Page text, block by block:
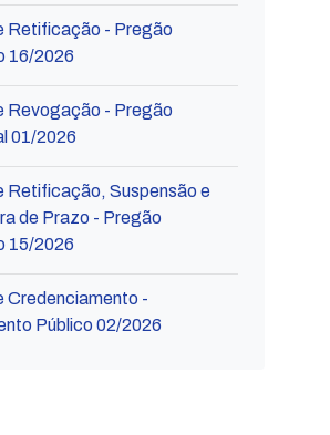
Retificação - Pregão
16/2026
Revogação - Pregão
01/2026
Retificação, Suspensão e
de Prazo - Pregão
15/2026
Credenciamento -
Público 02/2026